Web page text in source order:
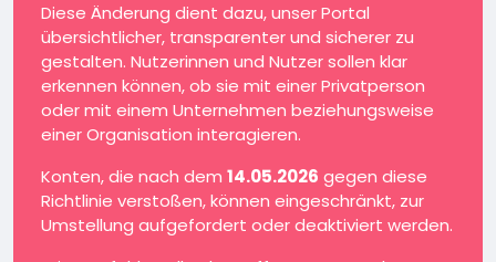
Diese Änderung dient dazu, unser Portal
übersichtlicher, transparenter und sicherer zu
gestalten. Nutzerinnen und Nutzer sollen klar
erkennen können, ob sie mit einer Privatperson
oder mit einem Unternehmen beziehungsweise
einer Organisation interagieren.
Konten, die nach dem 14.05.2026 gegen diese
Richtlinie verstoßen, können eingeschränkt, zur
Umstellung aufgefordert oder deaktiviert werden.